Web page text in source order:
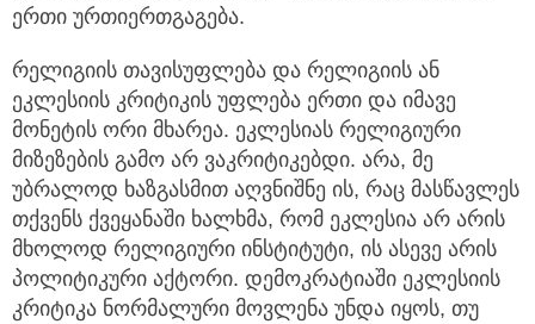
ერთი ურთიერთგაგება.
რელიგიის თავისუფლება და რელიგიის ან
ეკლესიის კრიტიკის უფლება ერთი და იმავე
მონეტის ორი მხარეა. ეკლესიას რელიგიური
მიზეზების გამო არ ვაკრიტიკებდი. არა, მე
უბრალოდ ხაზგასმით აღვნიშნე ის, რაც მასწავლეს
თქვენს ქვეყანაში ხალხმა, რომ ეკლესია არ არის
მხოლოდ რელიგიური ინსტიტუტი, ის ასევე არის
პოლიტიკური აქტორი. დემოკრატიაში ეკლესიის
კრიტიკა ნორმალური მოვლენა უნდა იყოს, თუ